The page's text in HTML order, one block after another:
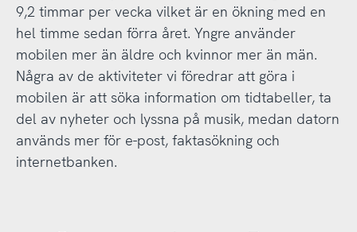
9,2 timmar per vecka vilket är en ökning med en
hel timme sedan förra året. Yngre använder
mobilen mer än äldre och kvinnor mer än män.
Några av de aktiviteter vi föredrar att göra i
mobilen är att söka information om tidtabeller, ta
del av nyheter och lyssna på musik, medan datorn
används mer för e-post, faktasökning och
internetbanken.